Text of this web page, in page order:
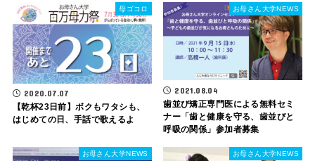
母ゴコロ
2020.07.07
【乾杯23日前】ボクもワタシも、
はじめての日、手話で歌えるよ
お母さん大学NEWS
2021.08.04
歯並び矯正専門医による無料セミ
ナー「歯と健康を守る、歯並びと
呼吸の関係」参加者募集
お母さん大学NEWS お母さん大学NEWS